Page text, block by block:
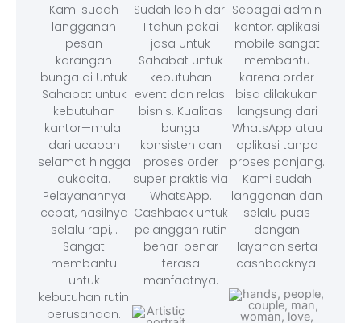
Kami sudah
langganan
pesan
karangan
bunga di Untuk
Sahabat untuk
kebutuhan
kantor—mulai
dari ucapan
selamat hingga
dukacita.
Pelayanannya
cepat, hasilnya
selalu rapi, .
Sangat
membantu
untuk
kebutuhan rutin
perusahaan.
Sudah lebih dari
1 tahun pakai
jasa Untuk
Sahabat untuk
kebutuhan
event dan relasi
bisnis. Kualitas
bunga
konsisten dan
proses order
super praktis via
WhatsApp.
Cashback untuk
pelanggan rutin
benar-benar
terasa
manfaatnya.
Sebagai admin
kantor, aplikasi
mobile sangat
membantu
karena order
bisa dilakukan
langsung dari
WhatsApp atau
aplikasi tanpa
proses panjang.
Kami sudah
langganan dan
selalu puas
dengan
layanan serta
cashbacknya.